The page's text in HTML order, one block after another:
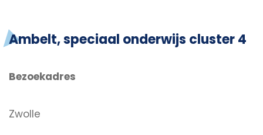
Ambelt, speciaal onderwijs cluster 4
Bezoekadres
Zwolle